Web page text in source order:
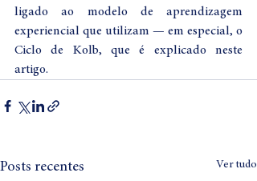
ligado ao modelo de aprendizagem
experiencial que utilizam — em especial, o
Ciclo de Kolb, que é explicado neste
artigo.
Posts recentes Ver tudo